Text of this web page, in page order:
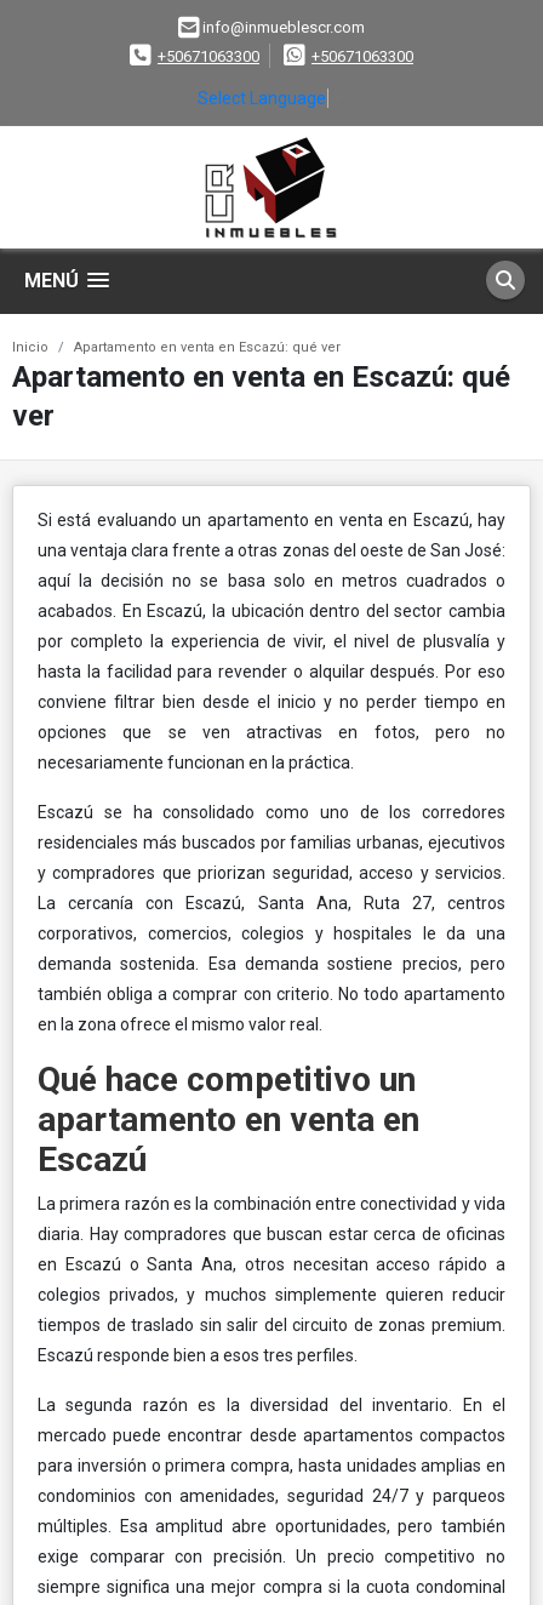
info@inmueblescr.com
+50671063300
+50671063300
Select Language
MENÚ
Inicio Apartamento en venta en Escazú: qué ver
Apartamento en venta en Escazú: qué
ver
Si está evaluando un apartamento en venta en Escazú, hay
una ventaja clara frente a otras zonas del oeste de San José:
aquí la decisión no se basa solo en metros cuadrados o
acabados. En Escazú, la ubicación dentro del sector cambia
por completo la experiencia de vivir, el nivel de plusvalía y
hasta la facilidad para revender o alquilar después. Por eso
conviene filtrar bien desde el inicio y no perder tiempo en
opciones que se ven atractivas en fotos, pero no
necesariamente funcionan en la práctica.
Escazú se ha consolidado como uno de los corredores
residenciales más buscados por familias urbanas, ejecutivos
y compradores que priorizan seguridad, acceso y servicios.
La cercanía con Escazú, Santa Ana, Ruta 27, centros
corporativos, comercios, colegios y hospitales le da una
demanda sostenida. Esa demanda sostiene precios, pero
también obliga a comprar con criterio. No todo apartamento
en la zona ofrece el mismo valor real.
Qué hace competitivo un
apartamento en venta en
Escazú
La primera razón es la combinación entre conectividad y vida
diaria. Hay compradores que buscan estar cerca de oficinas
en Escazú o Santa Ana, otros necesitan acceso rápido a
colegios privados, y muchos simplemente quieren reducir
tiempos de traslado sin salir del circuito de zonas premium.
Escazú responde bien a esos tres perfiles.
La segunda razón es la diversidad del inventario. En el
mercado puede encontrar desde apartamentos compactos
para inversión o primera compra, hasta unidades amplias en
condominios con amenidades, seguridad 24/7 y parqueos
múltiples. Esa amplitud abre oportunidades, pero también
exige comparar con precisión. Un precio competitivo no
siempre significa una mejor compra si la cuota condominal